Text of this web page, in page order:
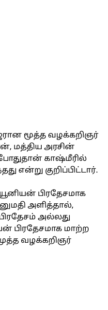
மூத்த வழக்கறிஞர்
மத்திய அரசின்
காஷ்மீரில்
என்று குறிப்பிட்டார்.
பிரதேசமாக
அளித்தால்,
அல்லது
பிரதேசமாக மாற்ற
வழக்கறிஞர்